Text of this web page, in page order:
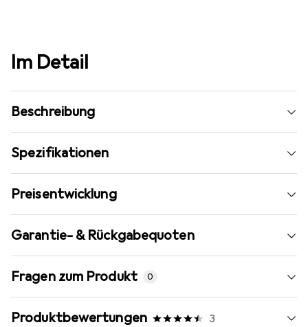
Im Detail
Beschreibung
Spezifikationen
Preisentwicklung
Garantie- & Rückgabequoten
Fragen zum Produkt 0
Produktbewertungen 3